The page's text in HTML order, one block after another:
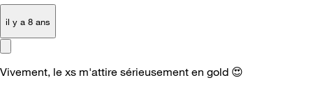
il y a 8 ans
Vivement, le xs m'attire sérieusement en gold 😍